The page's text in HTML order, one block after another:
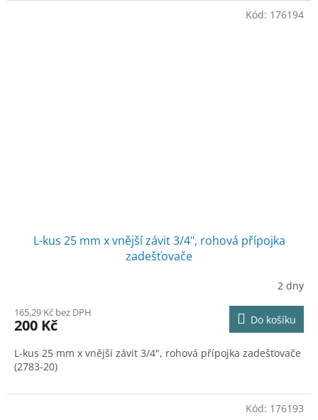
L-kus 25 mm x vnější závit 3/4", rohová přípojka
zadešťovače
2 dny
165,29 Kč bez DPH
200 Kč Do košíku
L-kus 25 mm x vnější závit 3/4", rohová přípojka zadešťovače
(2783-20)
Kód: 176194
Kód: 176193